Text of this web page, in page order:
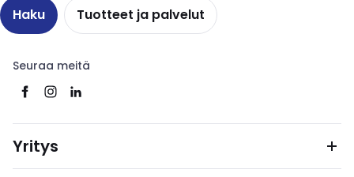
Haku Tuotteet ja palvelut
Seuraa meitä
Yritys